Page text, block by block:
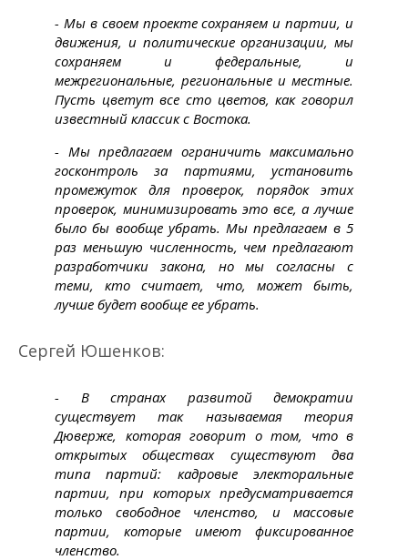
- Мы в своем проекте сохраняем и партии, и
движения, и политические организации, мы
сохраняем и федеральные, и
межрегиональные, региональные и местные.
Пусть цветут все сто цветов, как говорил
известный классик с Востока.
- Мы предлагаем ограничить максимально
госконтроль за партиями, установить
промежуток для проверок, порядок этих
проверок, минимизировать это все, а лучше
было бы вообще убрать. Мы предлагаем в 5
раз меньшую численность, чем предлагают
разработчики закона, но мы согласны с
теми, кто считает, что, может быть,
лучше будет вообще ее убрать.
Сергей Юшенков:
- В странах развитой демократии
существует так называемая теория
Дюверже, которая говорит о том, что в
открытых обществах существуют два
типа партий: кадровые электоральные
партии, при которых предусматривается
только свободное членство, и массовые
партии, которые имеют фиксированное
членство.